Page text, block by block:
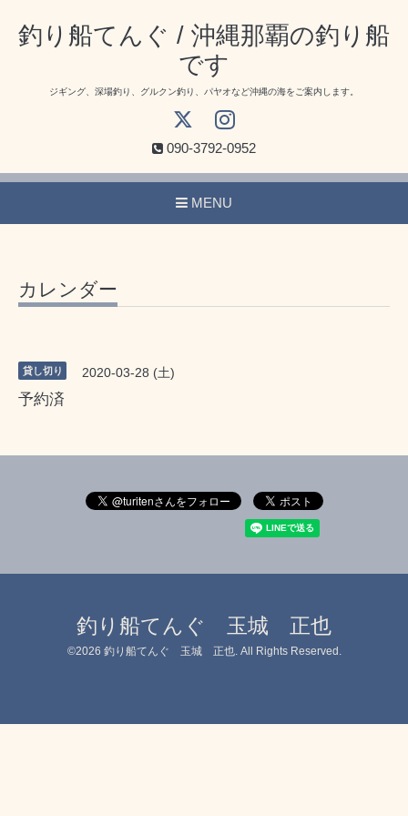
釣り船てんぐ / 沖縄那覇の釣り船
です
ジギング、深場釣り、グルクン釣り、パヤオなど沖縄の海をご案内します。
090-3792-0952
MENU
カレンダー
貸し切り 2020-03-28 (土)
予約済
釣り船てんぐ 玉城 正也
©2026 釣り船てんぐ 玉城 正也. All Rights Reserved.